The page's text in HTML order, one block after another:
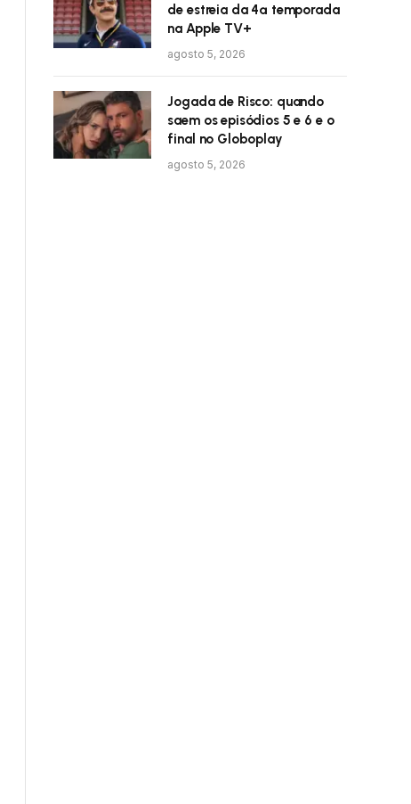
de estreia da 4ª temporada
na Apple TV+
agosto 5, 2026
Jogada de Risco: quando
saem os episódios 5 e 6 e o
final no Globoplay
agosto 5, 2026